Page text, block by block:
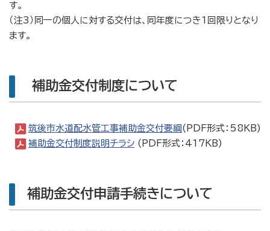
す。
（注3）同一の個人に対する交付は、同年度につき1回限りとなり
ます。
補助金交付制度について
筑後市水道配水管工事補助金交付要綱 (PDF形式：58KB)
補助金交付制度説明チラシ (PDF形式：417KB)
補助金交付申請手続きについて